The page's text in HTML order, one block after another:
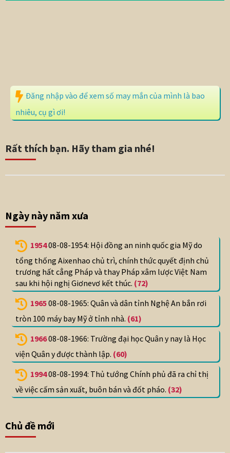
Đăng nhập vào để xem số may mắn của mình là bao
nhiêu, cụ gì ơi!
Rất thích bạn. Hãy tham gia nhé!
Ngày này năm xưa
195408-08-1954: Hội đồng an ninh quốc gia Mỹ do
tổng thống Aixenhao chủ trì, chính thức quyết định chủ
trương hất cẳng Pháp và thay Pháp xâm lược Việt Nam
sau khi hội nghị Giơnevơ kết thúc. (72)
196508-08-1965: Quân và dân tỉnh Nghệ An bắn rơi
tròn 100 máy bay Mỹ ở tỉnh nhà. (61)
196608-08-1966: Trường đại học Quân y nay là Học
viện Quân y được thành lập. (60)
199408-08-1994: Thủ tướng Chính phủ đã ra chỉ thị
về việc cấm sản xuất, buôn bán và đốt pháo. (32)
Chủ đề mới